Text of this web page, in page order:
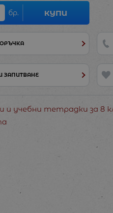
бр. КУПИ
ЗАПИТВАНЕ
и учебни тетрадки за 8